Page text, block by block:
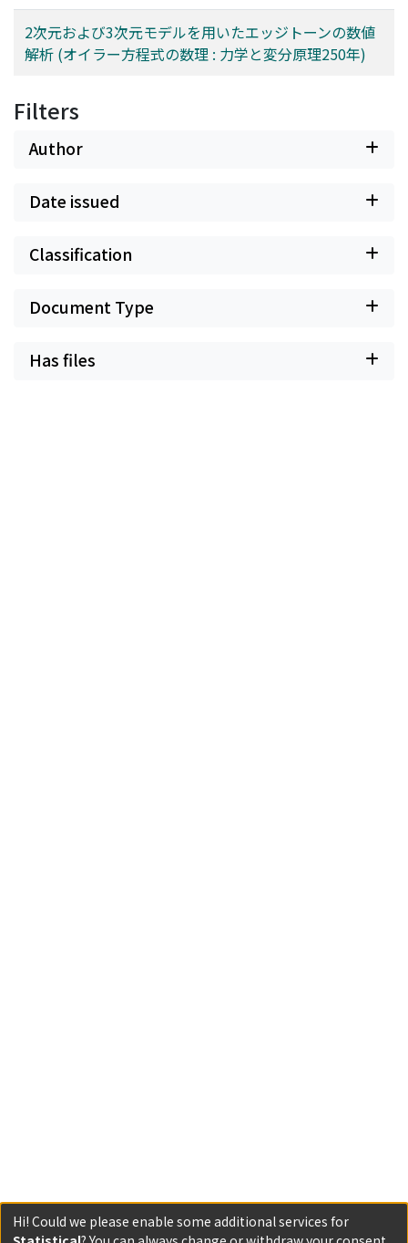
2次元および3次元モデルを用いたエッジトーンの数値
解析 (オイラー方程式の数理 : 力学と変分原理250年)
Filters
Author
Date issued
Classification
Document Type
Has files
Hi! Could we please enable some additional services for